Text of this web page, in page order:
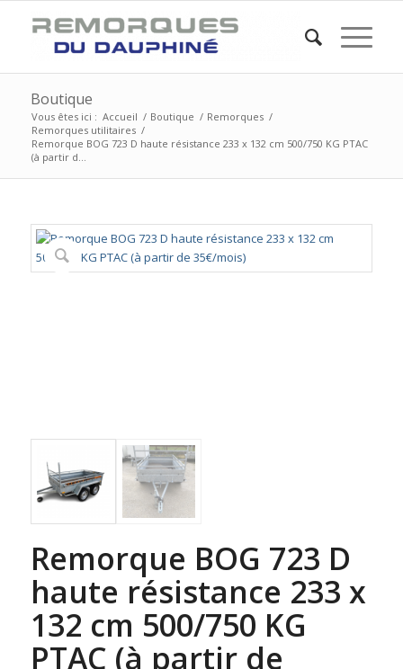
Boutique
Vous êtes ici : Accueil / Boutique / Remorques /
Remorques utilitaires /
Remorque BOG 723 D haute résistance 233 x 132 cm 500/750 KG PTAC
(à partir d...
Remorque BOG 723 D
haute résistance 233 x
132 cm 500/750 KG
PTAC (à partir de